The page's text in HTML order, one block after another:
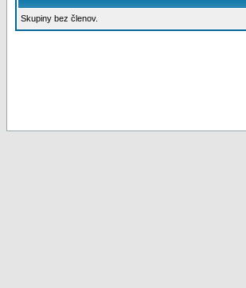
Skupiny bez členov.